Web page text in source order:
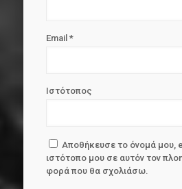
Email *
Ιστότοπος
Αποθήκευσε το όνομά μου,
ιστότοπο μου σε αυτόν τον
φορά που θα σχολιάσω.